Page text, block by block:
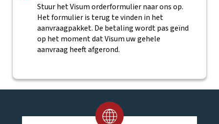
Stuur het Visum orderformulier naar ons op.
Het formulier is terug te vinden in het
aanvraagpakket. De betaling wordt pas geïnd
op het moment dat Visum uw gehele
aanvraag heeft afgerond.